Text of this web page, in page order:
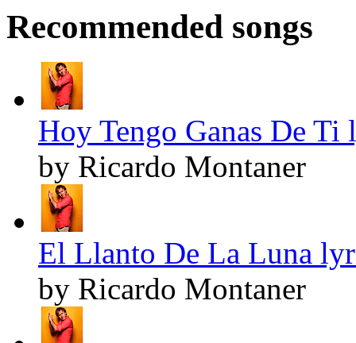
Recommended songs
Hoy Tengo Ganas De Ti
by Ricardo Montaner
El Llanto De La Luna
by Ricardo Montaner